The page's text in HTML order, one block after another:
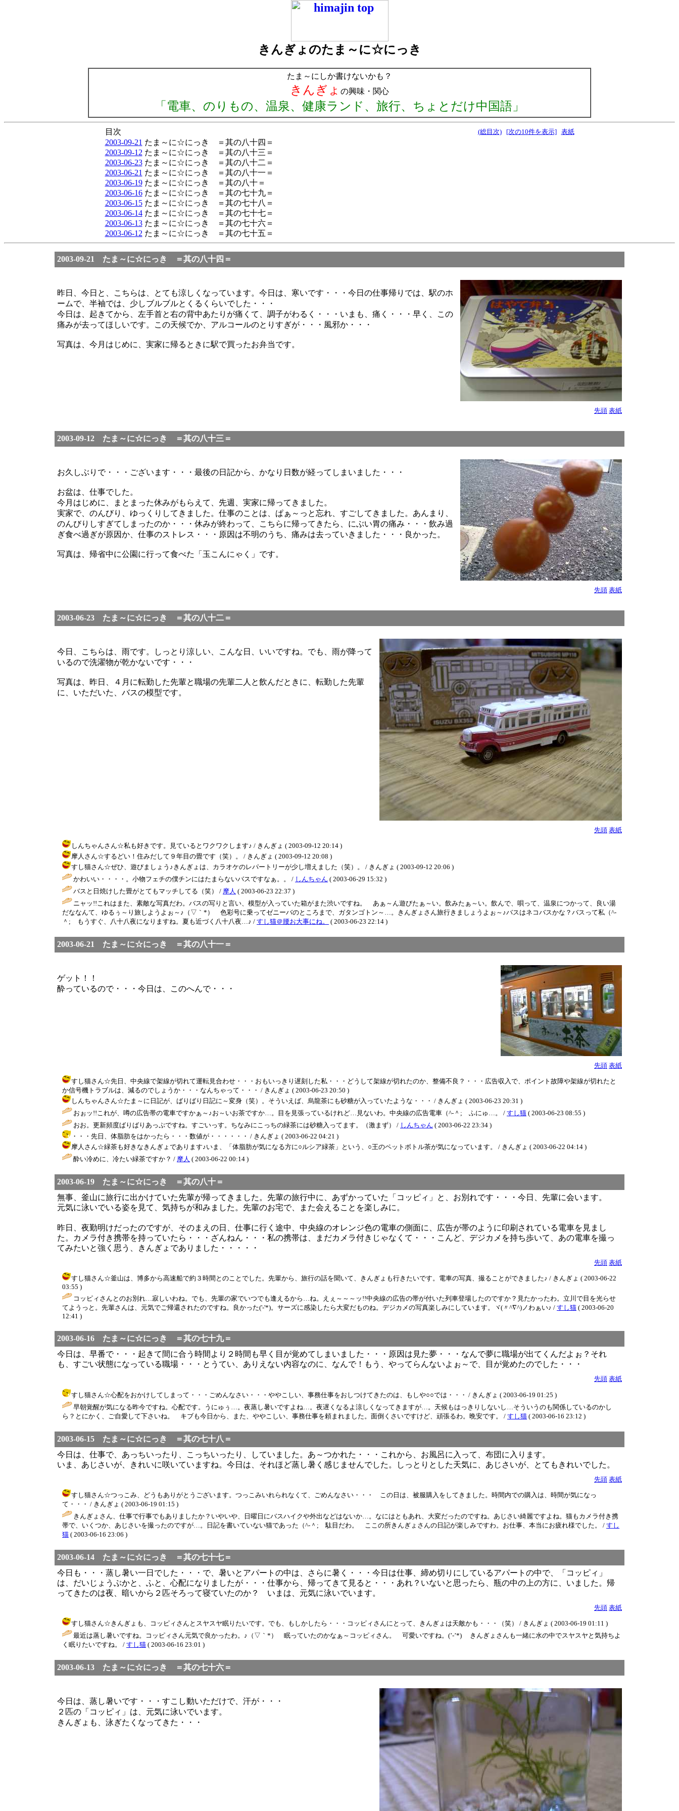
きんぎょのたま～に☆にっき
たま～にしか書けないかも？
きんぎょ の興味・関心
「電車、のりもの、温泉、健康ランド、旅行、ちょとだけ中国語」
目次 (総目次) [次の10件を表示] 表紙
2003-09-21 たま～に☆にっき ＝其の八十四＝
2003-09-12 たま～に☆にっき ＝其の八十三＝
2003-06-23たま～に☆にっき ＝其の八十二＝
2003-06-21 たま～に☆にっき ＝其の八十一＝
2003-06-19たま～に☆にっき ＝其の八十＝
2003-06-16たま～に☆にっき ＝其の七十九＝
2003-06-15たま～に☆にっき ＝其の七十八＝
2003-06-14たま～に☆にっき ＝其の七十七＝
2003-06-13たま～に☆にっき ＝其の七十六＝
2003-06-12 たま～に☆にっき ＝其の七十五＝
2003-09-21 たま～に☆にっき ＝其の八十四＝
昨日、今日と、こちらは、とても涼しくなっています。今日は、寒いです・・・今日の仕事帰りでは、駅のホ
ームで、半袖では、少しブルブルとくるくらいでした・・・
今日は、起きてから、左手首と右の背中あたりが痛くて、調子がわるく・・・いまも、痛く・・・早く、この
痛みが去ってほしいです。この天候でか、アルコールのとりすぎが・・・風邪か・・・
写真は、今月はじめに、実家に帰るときに駅で買ったお弁当です。
先頭 表紙
2003-09-12 たま～に☆にっき ＝其の八十三＝
お久しぶりで・・・ございます・・・最後の日記から、かなり日数が経ってしまいました・・・
お盆は、仕事でした。
今月はじめに、まとまった休みがもらえて、先週、実家に帰ってきました。
実家で、のんびり、ゆっくりしてきました。仕事のことは、ぱぁ～っと忘れ、すごしてきました。あんまり、
のんびりしすぎてしまったのか・・・休みが終わって、こちらに帰ってきたら、にぶい胃の痛み・・・飲み過
ぎ食べ過ぎが原因か、仕事のストレス・・・原因は不明のうち、痛みは去っていきました・・・良かった。
写真は、帰省中に公園に行って食べた「玉こんにゃく」です。
先頭 表紙
2003-06-23 たま～に☆にっき ＝其の八十二＝
今日、こちらは、雨です。しっとり涼しい、こんな日、いいですね。でも、雨が降って
いるので洗濯物が乾かないです・・・
写真は、昨日、４月に転勤した先輩と職場の先輩二人と飲んだときに、転勤した先輩
に、いただいた、バスの模型です。
先頭 表紙
しんちゃんさん☆私も好きです。見ているとワクワクします♪ / きんぎょ ( 2003-09-12 20:14 )
摩人さん☆するどい！住みだして９年目の畳です（笑）。 / きんぎょ ( 2003-09-12 20:08 )
すし猫さん☆ぜひ、遊びましょう♪きんぎょは、カラオケのレパートリーが少し増えました（笑）。 / きんぎょ ( 2003-09-12 20:06 )
かわいい・・・・。小物フェチの僕チンにはたまらないバスですなぁ。。 / しんちゃん ( 2003-06-29 15:32 )
バスと日焼けした畳がとてもマッチしてる（笑） / 摩人 ( 2003-06-23 22:37 )
ニャッ!!これはまた、素敵な写真だわ。バスの写りと言い、模型が入っていた箱がまた渋いですね。 あぁ～ん遊びたぁ～い。飲みたぁ～い。飲んで、唄って、温泉につかって、良い湯
だななんて、ゆるぅ～り旅しようよぉ～♪（▽｀*） 色彩号に乗ってゼニーバのところまで、ガタンゴトン～…。きんぎょさん旅行きましょうよぉ～♪バスはネコバスかな？バスって私（^-
＾; もうすぐ、八十八夜になりますね。夏も近づく八十八夜…♪ / すし猫＠腰お大事にね。 ( 2003-06-23 22:14 )
2003-06-21 たま～に☆にっき ＝其の八十一＝
ゲット！！
酔っているので・・・今日は、このへんで・・・
先頭 表紙
すし猫さん☆先日、中央線で架線が切れて運転見合わせ・・・おもいっきり遅刻した私・・・どうして架線が切れたのか、整備不良？・・・広告収入で、ポイント故障や架線が切れたと
か信号機トラブルは、減るのでしょうか・・・なんちゃって・・・ / きんぎょ ( 2003-06-23 20:50 )
しんちゃんさん☆たま～に日記が、ばりばり日記に～変身（笑）。そういえば、烏龍茶にも砂糖が入っていたような・・・ / きんぎょ ( 2003-06-23 20:31 )
おぉッ!!これが、噂の広告帯の電車ですかぁ～♪お～いお茶ですか…。目を見張っているけれど…見ないわ。中央線の広告電車（^-＾; ふにゅ…。 / すし猫 ( 2003-06-23 08:55 )
おお。更新頻度ばりばりあっぷですね。すごいっす。ちなみにこっちの緑茶には砂糖入ってます。（激まず） / しんちゃん ( 2003-06-22 23:34 )
・・・先日、体脂肪をはかったら・・・数値が・・・・・・ / きんぎょ ( 2003-06-22 04:21 )
摩人さん☆緑茶も好きなきんぎょであります♪いま、「体脂肪が気になる方に○ルシア緑茶」という、○王のペットボトル茶が気になっています。 / きんぎょ ( 2003-06-22 04:14 )
酔い冷めに、冷たい緑茶ですか？ / 摩人 ( 2003-06-22 00:14 )
2003-06-19 たま～に☆にっき ＝其の八十＝
無事、釜山に旅行に出かけていた先輩が帰ってきました。先輩の旅行中に、あずかっていた「コッピィ」と、お別れです・・・今日、先輩に会います。
元気に泳いでいる姿を見て、気持ちが和みました。先輩のお宅で、また会えることを楽しみに。
昨日、夜勤明けだったのですが、そのまえの日、仕事に行く途中、中央線のオレンジ色の電車の側面に、広告が帯のように印刷されている電車を見まし
た。カメラ付き携帯を持っていたら・・・ざんねん・・・私の携帯は、まだカメラ付きじゃなくて・・・こんど、デジカメを持ち歩いて、あの電車を撮っ
てみたいと強く思う、きんぎょでありました・・・・・
先頭 表紙
すし猫さん☆釜山は、博多から高速船で約３時間とのことでした。先輩から、旅行の話を聞いて、きんぎょも行きたいです。電車の写真、撮ることができました♪ / きんぎょ ( 2003-06-22
03:55 )
コッピィさんとのお別れ…寂しいわね。でも、先輩の家でいつでも逢えるから…ね。えぇ～～～ッ!!中央線の広告の帯が付いた列車登場したのですか？見たかったわ。立川で目を光らせ
てようっと。先輩さんは、元気でご帰還されたのですね。良かった('-'*)。サーズに感染したら大変だものね。デジカメの写真楽しみにしています。ヾ(〃^∇^)ノわぁい♪ / すし猫 ( 2003-06-20
12:41 )
2003-06-16 たま～に☆にっき ＝其の七十九＝
今日は、早番で・・・起きて間に合う時間より２時間も早く目が覚めてしまいました・・・原因は見た夢・・・なんで夢に職場が出てくんだよぉ？それ
も、すごい状態になっている職場・・・とうてい、ありえない内容なのに、なんで！もう、やってらんないよぉ～で、目が覚めたのでした・・・
先頭 表紙
すし猫さん☆心配をおかけしてしまって・・・ごめんなさい・・・ややこしい、事務仕事をおしつけてきたのは、もしや○○では・・・ / きんぎょ ( 2003-06-19 01:25 )
早朝覚醒が気になる昨今ですね。心配です。うにゅぅ…。夜蒸し暑いですよね…。夜遅くなるよ涼しくなってきますが…。天候もはっきりしないし…そういうのも関係しているのかし
ら？とにかく、ご自愛して下さいね。 キブも今日から、また、ややこしい、事務仕事を頼まれました。面倒くさいですけど、頑張るわ。晩安です。 / すし猫 ( 2003-06-16 23:12 )
2003-06-15 たま～に☆にっき ＝其の七十八＝
今日は、仕事で、あっちいったり、こっちいったり、していました。あ～つかれた・・・これから、お風呂に入って、布団に入ります。
いま、あじさいが、きれいに咲いていますね。今日は、それほど蒸し暑く感じませんでした。しっとりとした天気に、あじさいが、とてもきれいでした。
先頭 表紙
すし猫さん☆つっこみ、どうもありがとうございます。つっこみいれられなくて、ごめんなさい・・・ この日は、被服購入をしてきました。時間内での購入は、時間が気になっ
て・・・ / きんぎょ ( 2003-06-19 01:15 )
きんぎょさん、仕事で行事でもありましたか？いやいや、日曜日にバスハイクや外出などはないか…。なにはともあれ、大変だったのですね。あじさい綺麗ですよね。猫もカメラ付き携
帯で、いくつか、あじさいを撮ったのですが…。日記を書いていない猫であった（^-＾; 駄目だわ。 ここの所きんぎょさんの日記が楽しみですわ。お仕事、本当にお疲れ様でした。 / すし
猫 ( 2003-06-16 23:06 )
2003-06-14 たま～に☆にっき ＝其の七十七＝
今日も・・・蒸し暑い一日でした・・・で、暑いとアパートの中は、さらに暑く・・・今日は仕事、締め切りにしているアパートの中で、「コッピィ」
は、だいじょうぶかと、ふと、心配になりましたが・・・仕事から、帰ってきて見ると・・・あれ？いないと思ったら、瓶の中の上の方に、いました。帰
ってきたのは夜、暗いから２匹そろって寝ていたのか？ いまは、元気に泳いでいます。
先頭 表紙
すし猫さん☆きんぎょも、コッピィさんとスヤスヤ眠りたいです。でも、もしかしたら・・・コッピィさんにとって、きんぎょは天敵かも・・・（笑） / きんぎょ ( 2003-06-19 01:11 )
最近は蒸し暑いですね。コッピィさん元気で良かったわ。♪（▽｀*） 眠っていたのかなぁ～コッピィさん。 可愛いですね。(’-’*) きんぎょさんも一緒に水の中でスヤスヤと気持ちよ
く眠りたいですね。 / すし猫 ( 2003-06-16 23:01 )
2003-06-13 たま～に☆にっき ＝其の七十六＝
今日は、蒸し暑いです・・・すこし動いただけで、汗が・・・
２匹の「コッピィ」は、元気に泳いでいます。
きんぎょも、泳ぎたくなってきた・・・